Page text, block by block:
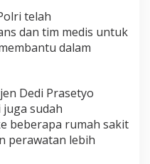
telah
dan tim medis untuk
dalam
Dedi Prasetyo
sudah
beberapa rumah sakit
perawatan lebih